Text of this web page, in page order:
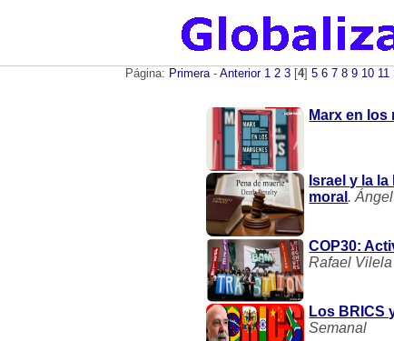
Página: Primera- Anterior 1 2 3 [4] 5 6 7 8 9 10 11
Marx en los
Israel y la
moral .
COP30:
Rafael
Los BRICS
Semanal